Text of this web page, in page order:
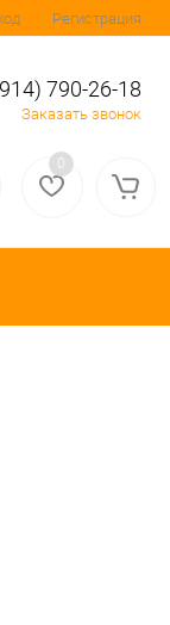
Регистрация
790-26-18
Заказать звонок
0